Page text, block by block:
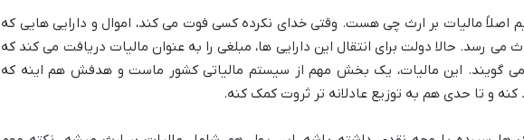
اصلاً مالیات بر ارث چی هست. وقتی خدای نکرده کسی فوت می کند، اموال و دارایی هایی که
می رسد. حالا دولت برای انتقال این دارایی ها، مبلغی را به عنوان مالیات دریافت می کند که
می گویند. این مالیات، یک بخش مهم از سیستم مالیاتی کشور ماست و هدفش هم اینه که
کنه و تا حدی هم به توزیع عادلانه تر ثروت کمک کنه.